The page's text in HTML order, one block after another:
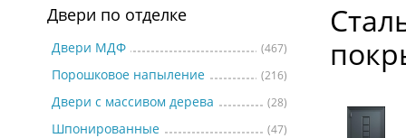
Двери по назначению
Двери по особенностям
Двери по отделке
Двери МДФ (467)
Порошковое напыление (216)
Двери с массивом дерева (28)
Шпонированные (47)